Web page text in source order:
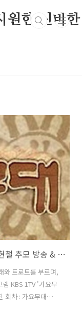
원한 신비한
가요무대 1859회 2024년 7월 22일 故 현철 추모 방송 & 7월 신청곡 회차정보 방송시간 오늘 출연진 원곡 미리보기 미리듣기 MC 사회자 김동건 방청신청 방법 주차 녹화시간
와 트로트를 부르며,
램 KBS 1TV '가요무
회차 : 가요무대
주제 : 故 현철 추모